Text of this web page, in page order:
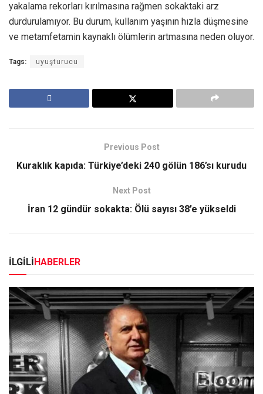
yakalama rekorları kırılmasına rağmen sokaktaki arz
durdurulamıyor. Bu durum, kullanım yaşının hızla düşmesine
ve metamfetamin kaynaklı ölümlerin artmasına neden oluyor.
Tags: uyuşturucu
Previous Post
Kuraklık kapıda: Türkiye’deki 240 gölün 186’sı kurudu
Next Post
İran 12 gündür sokakta: Ölü sayısı 38’e yükseldi
İLGİLİHABERLER